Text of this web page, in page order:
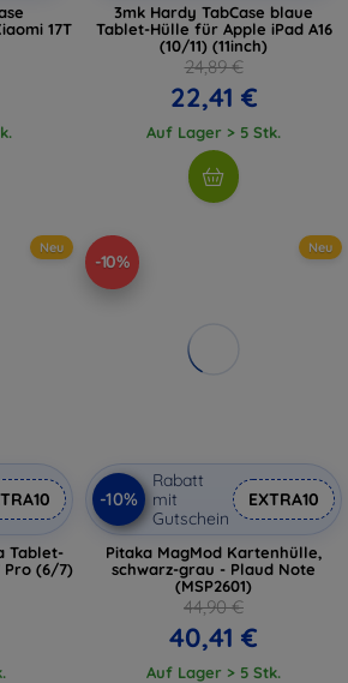
17T
3mk Hardy TabCase blaue
Tablet-Hülle für Apple iPad A16
(10/11) (11inch)
24,89 €
22,41 €
Auf Lager > 5 Stk.
Neu
Tablet-
Pro (6/7)
-10%
Neu
-10%
Rabatt
mit
Gutschein
EXTRA10
Pitaka MagMod Kartenhülle,
schwarz-grau - Plaud Note
(MSP2601)
44,90 €
40,41 €
Auf Lager > 5 Stk.